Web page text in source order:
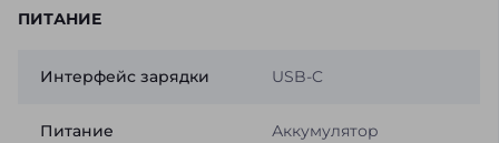
ПИТАНИЕ
Интерфейс зарядки USB-C
Питание Аккумулятор